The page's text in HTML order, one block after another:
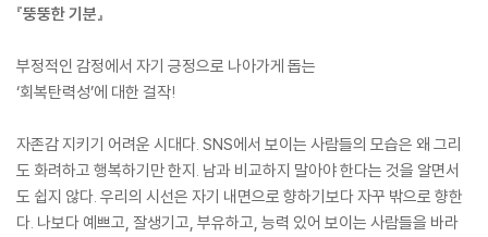
『뚱뚱한 기분』
부정적인 감정에서 자기 긍정으로 나아가게 돕는
‘회복탄력성’에 대한 걸작!
자존감 지키기 어려운 시대다. SNS에서 보이는 사람들의 모습은 왜 그리
도 화려하고 행복하기만 한지. 남과 비교하지 말아야 한다는 것을 알면서
도 쉽지 않다. 우리의 시선은 자기 내면으로 향하기보다 자꾸 밖으로 향한
다. 나보다 예쁘고, 잘생기고, 부유하고, 능력 있어 보이는 사람들을 바라